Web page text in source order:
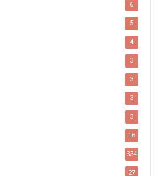
6
5
4
3
3
3
3
16
334
27